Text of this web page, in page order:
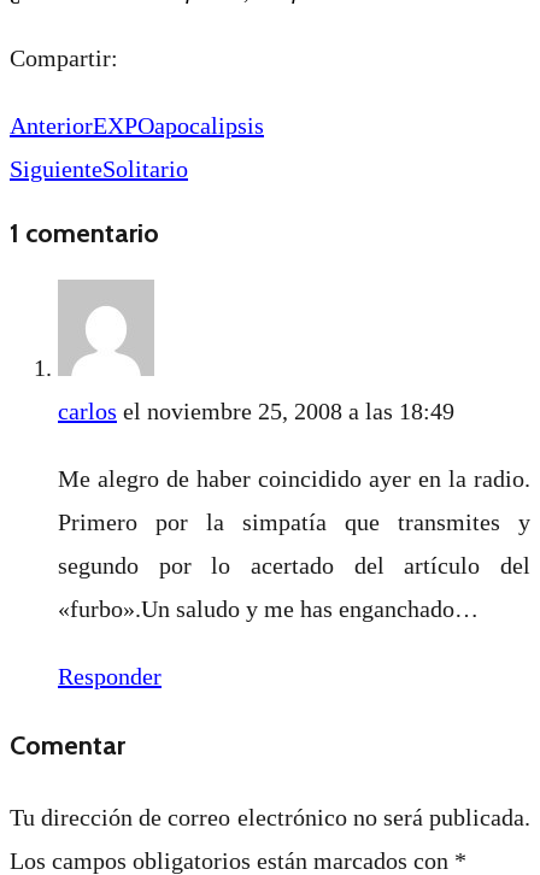
Compartir:
AnteriorEXPOapocalipsis
SiguienteSolitario
1 comentario
carlos el noviembre 25, 2008 a las 18:49
Me alegro de haber coincidido ayer en la radio.
Primero por la simpatía que transmites y
segundo por lo acertado del artículo del
«furbo».Un saludo y me has enganchado…
Responder
Comentar
Tu dirección de correo electrónico no será publicada.
Los campos obligatorios están marcados con *